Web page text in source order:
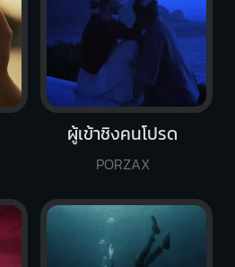
ผู้เข้าชิงคนโปรด
PORZAX